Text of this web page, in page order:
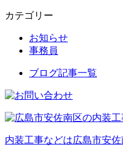
カテゴリー
お知らせ
事務員
ブログ記事一覧
内装工事などは広島市安